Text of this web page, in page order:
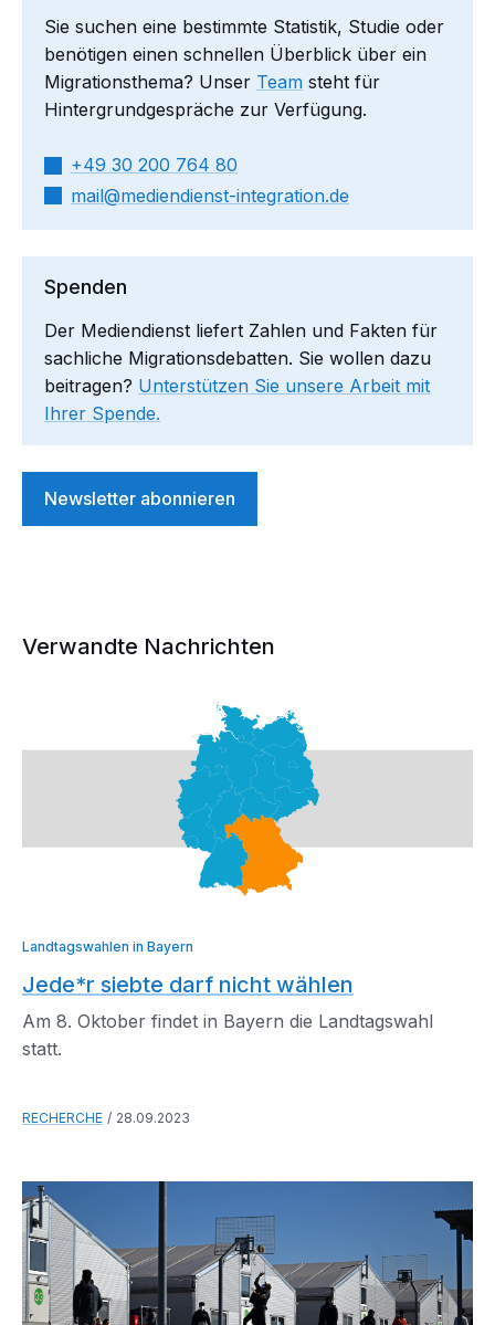
Sie suchen eine bestimmte Statistik, Studie oder
benötigen einen schnellen Überblick über ein
Migrationsthema? Unser Team steht für
Hintergrundgespräche zur Verfügung.
+49 30 200 764 80
mail​
mediendienst-integration.de
Spenden
Der Mediendienst liefert Zahlen und Fakten für
sachliche Migrationsdebatten. Sie wollen dazu
beitragen? Unterstützen Sie unsere Arbeit mit
Ihrer Spende.
Newsletter abonnieren
Verwandte Nachrichten
Landtagswahlen in Bayern
Jede*r siebte darf nicht wählen
Am 8. Oktober findet in Bayern die Landtagswahl
statt.
RECHERCHE 28.09.2023